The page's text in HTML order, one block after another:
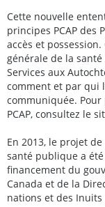
Cette nouvelle
principes PCAP des
accès et
générale de la
Services aux
comment et par qui
communiquée.
PCAP, consultez le
En 2013, le projet
santé publique a
financement du
Canada et de la
nations et des Inuits